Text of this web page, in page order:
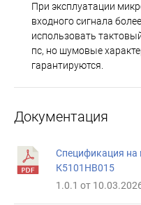
При эксплуатации
входного сигнала
использовать
пс, но шумовые
гарантируются.
Документация
Спецификация на
К5101НВ015
1.0.1 от